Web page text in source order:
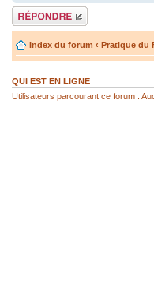
Répondre
Index du forum ‹ Pratique du
QUI EST EN LIGNE
Utilisateurs parcourant ce forum :